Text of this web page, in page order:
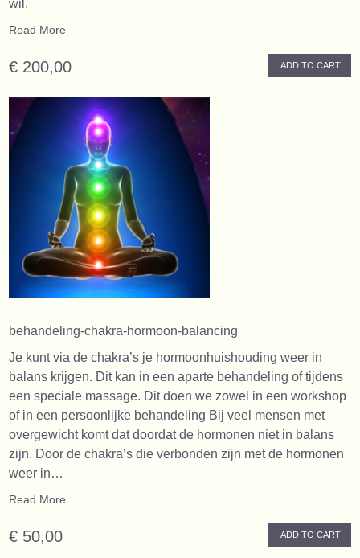
wil.
Read More
€ 200,00 ADD TO CART
behandeling-chakra-hormoon-balancing
Je kunt via de chakra’s je hormoonhuishouding weer in
balans krijgen. Dit kan in een aparte behandeling of tijdens
een speciale massage. Dit doen we zowel in een workshop
of in een persoonlijke behandeling Bij veel mensen met
overgewicht komt dat doordat de hormonen niet in balans
zijn. Door de chakra’s die verbonden zijn met de hormonen
weer in…
Read More
€ 50,00 ADD TO CART